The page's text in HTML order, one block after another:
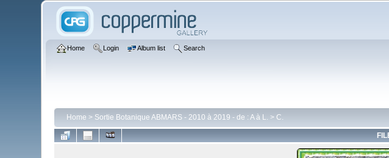
Home Login Album list Search
Home > Sortie Botanique ABMARS - 2010 à 2019 - de : A à L. > C.